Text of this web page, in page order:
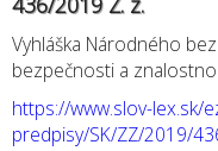
Vyhláška Národného
bezpečnosti a
https://www.slov-lex.sk/
predpisy/SK/ZZ/2019/